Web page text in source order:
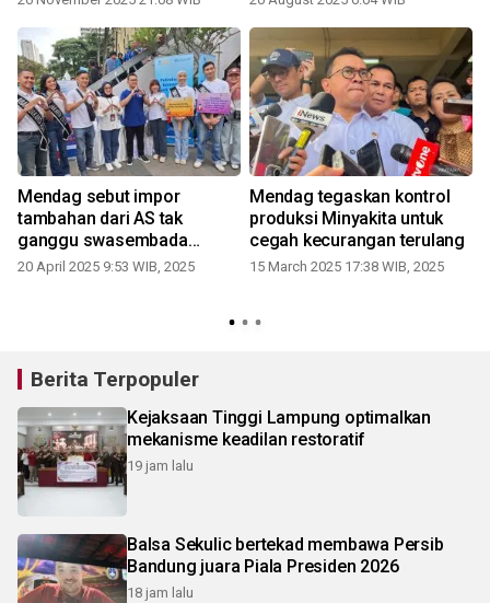
Mendag sebut impor
tambahan dari AS tak
ganggu swasembada
pangan
20 April 2025 9:53 WIB, 2025
Mendag tegaskan kontrol
produksi Minyakita untuk
cegah kecurangan terulang
15 March 2025 17:38 WIB, 2025
Berita Terpopuler
Kejaksaan Tinggi Lampung optimalkan
mekanisme keadilan restoratif
19 jam lalu
Balsa Sekulic bertekad membawa Persib
Bandung juara Piala Presiden 2026
18 jam lalu